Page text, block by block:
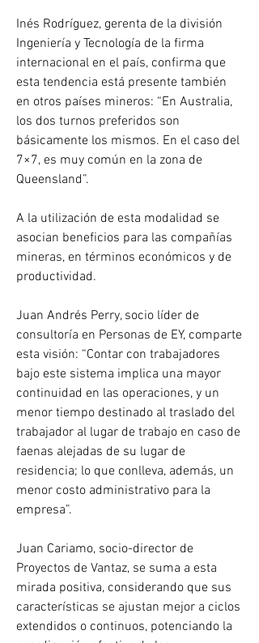
Inés Rodríguez, gerenta de la división
Ingeniería y Tecnología de la firma
internacional en el país, confirma que
esta tendencia está presente también
en otros países mineros: “En Australia,
los dos turnos preferidos son
básicamente los mismos. En el caso del
7×7, es muy común en la zona de
Queensland”.
A la utilización de esta modalidad se
asocian beneficios para las compañías
mineras, en términos económicos y de
productividad.
Juan Andrés Perry, socio líder de
consultoría en Personas de EY, comparte
esta visión: “Contar con trabajadores
bajo este sistema implica una mayor
continuidad en las operaciones, y un
menor tiempo destinado al traslado del
trabajador al lugar de trabajo en caso de
faenas alejadas de su lugar de
residencia; lo que conlleva, además, un
menor costo administrativo para la
empresa”.
Juan Cariamo, socio-director de
Proyectos de Vantaz, se suma a esta
mirada positiva, considerando que sus
características se ajustan mejor a ciclos
extendidos o continuos, potenciando la